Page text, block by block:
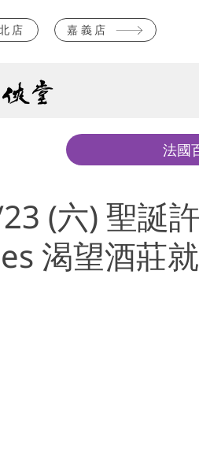
店 嘉義店
法國
(六) 聖誕
渴望酒莊就